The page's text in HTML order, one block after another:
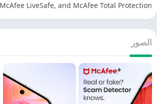
LiveSafe, and McAfee Total Protection.
الصور